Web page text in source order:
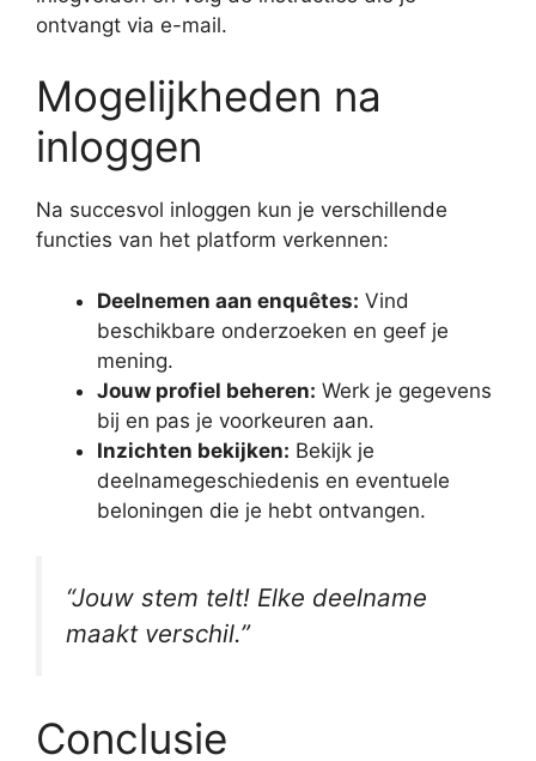
ontvangt via e-mail.
Mogelijkheden na
inloggen
Na succesvol inloggen kun je verschillende
functies van het platform verkennen:
Deelnemen aan enquêtes: Vind
beschikbare onderzoeken en geef je
mening.
Jouw profiel beheren: Werk je gegevens
bij en pas je voorkeuren aan.
Inzichten bekijken: Bekijk je
deelnamegeschiedenis en eventuele
beloningen die je hebt ontvangen.
“Jouw stem telt! Elke deelname
maakt verschil.”
Conclusie